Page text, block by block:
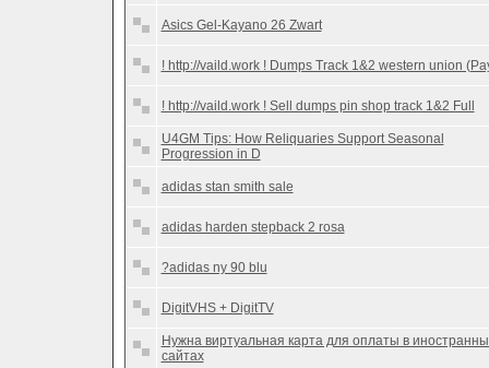
Asics Gel-Kayano 26 Zwart
! http://vaild.work ! Dumps Track 1&2 western union
! http://vaild.work ! Sell dumps pin shop track 1&2 Full
U4GM Tips: How Reliquaries Support Seasonal
Progression in D
adidas stan smith sale
adidas harden stepback 2 rosa
?adidas ny 90 blu
DigitVHS + DigitTV
Нужна виртуальная карта для оплаты в
сайтах